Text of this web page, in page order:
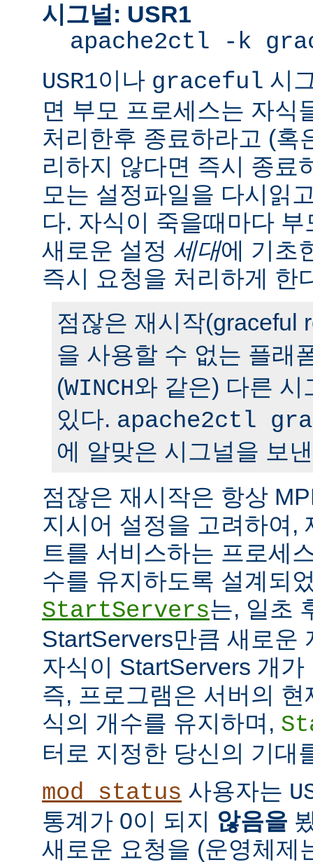
시그널: USR1
apache2ctl -k
USR1이나 graceful 시
면 부모 프로세스는 자식
처리한후 종료하라고 (혹
리하지 않다면 즉시 종료
모는 설정파일을 다시읽
다. 자식이 죽을때마다
새로운 설정 세대에 기초
즉시 요청을 처리하게 한
점잖은 재시작(graceful
을 사용할 수 없는 플래
(WINCH와 같은) 다른 시
있다. apache2ctl
에 알맞은 시그널을 보
점잖은 재시작은 항상
지시어 설정을 고려하여,
트를 서비스하는 프로세
수를 유지하도록 설계되
StartServers는, 일초
StartServers만큼 새로운
자식이 StartServers 개
즉, 프로그램은 서버의
식의 개수를 유지하며,
터로 지정한 당신의 기대
mod_status 사용자는
통계가 0이 되지 않음을
새로운 요청을 (운영체제